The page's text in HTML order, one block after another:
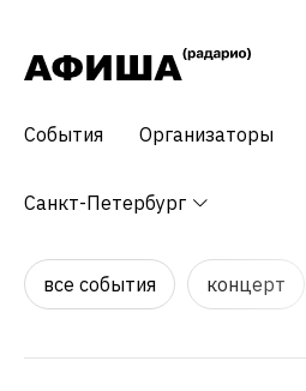
События Организаторы
Санкт-Петербург
все события концерт